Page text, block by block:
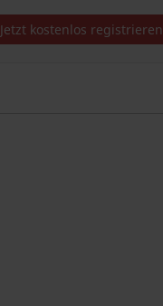
Jetzt kostenlos registrieren